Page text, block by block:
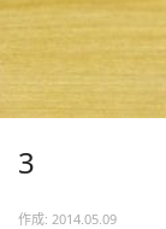
3
作成: 2014.05.09